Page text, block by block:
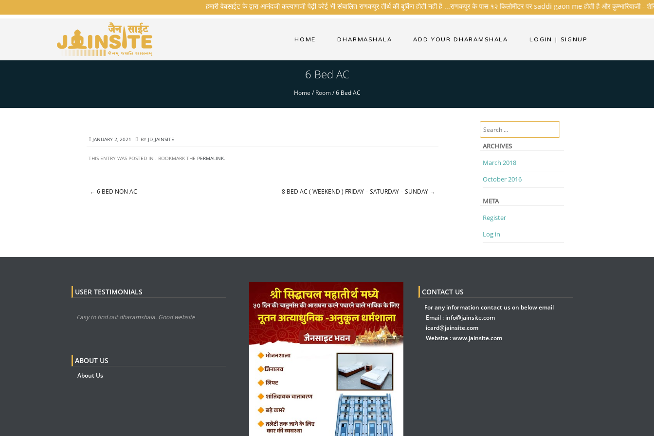
हमारी वेबसाईट के द्वारा आनंदजी कल्याणजी पेढ़ी कोई भी संचालित राणकपुर तीर्थ की बुकिंग होती नही है ...राणकपुर के पास १२ किलोमीटर पर saddi gaon me होती है और कुम्भारियाजी -
HOME DHARMASHALA ADD YOUR DHARAMSHALA LOGIN | SIGNUP
6 Bed AC
Home /Room/6 Bed AC
JANUARY 2, 2021 BY JD_JAINSITE
THIS ENTRY WAS POSTED IN . BOOKMARK THE PERMALINK.
← 6 BED NON AC 8 BED AC ( WEEKEND ) FRIDAY – SATURDAY – SUNDAY →
Search
ARCHIVES
March 2018
October 2016
META
Register
Log in
USER TESTIMONIALS
Easy to find out dharamshala. Good website
ABOUT US
About Us
CONTACT US
For any information contact us on below email
Email : info@jainsite.com
icard@jainsite.com
Website :www.jainsite.com